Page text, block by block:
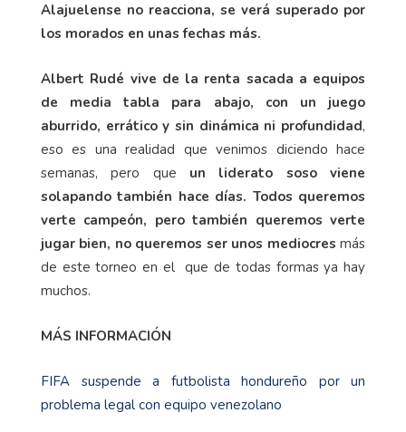
Alajuelense no reacciona, se verá superado por
los morados en unas fechas más.
Albert Rudé vive de la renta sacada a equipos
de media tabla para abajo, con un juego
aburrido, errático y sin dinámica ni profundidad,
eso es una realidad que venimos diciendo hace
semanas, pero que un liderato soso viene
solapando también hace días. Todos queremos
verte campeón, pero también queremos verte
jugar bien, no queremos ser unos mediocres más
de este torneo en el que de todas formas ya hay
muchos.
MÁS INFORMACIÓN
FIFA suspende a futbolista hondureño por un
problema legal con equipo venezolano